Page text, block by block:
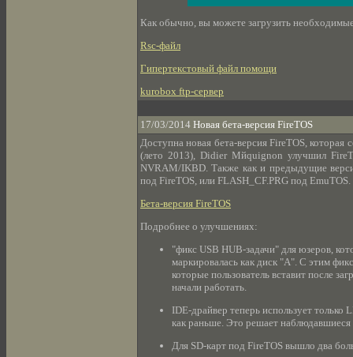
Как обычно, вы можете загрузить
Rsc-файл
Гипертекстовый файл помощи
kurobox ftp-сервер
17/03/2014 Новая бета-версия FireTOS
Доступна новая бета-версия FireTOS,
(лето 2013), Didier Mйquignon улучшил
NVRAM/IKBD. Также как и предыдущие
под FireTOS, или FLASH_CF.PRG под EmuTOS.
Бета-версия FireTOS
Подробнее о улучшениях:
"фикс USB HUB-задачи" для юзеров,
маркировалась как диск "A". С этим
которые пользователь вставит после
начали работать.
IDE-драйвер теперь использует
как раньше. Это решает
Для SD-карт под FireTOS вышло два